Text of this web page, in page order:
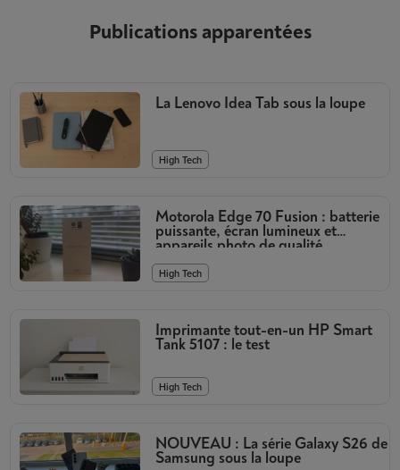
Publications apparentées
La Lenovo Idea Tab sous la loupe
High Tech
Motorola Edge 70 Fusion : batterie
puissante, écran lumineux et
appareils photo de qualité
High Tech
Imprimante tout-en-un HP Smart
Tank 5107 : le test
High Tech
NOUVEAU : La série Galaxy S26 de
Samsung sous la loupe